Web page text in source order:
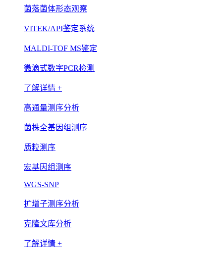
菌落菌体形态观察
VITEK/API鉴定系统
MALDI-TOF MS鉴定
微滴式数字PCR检测
了解详情 +
高通量测序分析
菌株全基因组测序
质粒测序
宏基因组测序
WGS-SNP
扩增子测序分析
克隆文库分析
了解详情 +